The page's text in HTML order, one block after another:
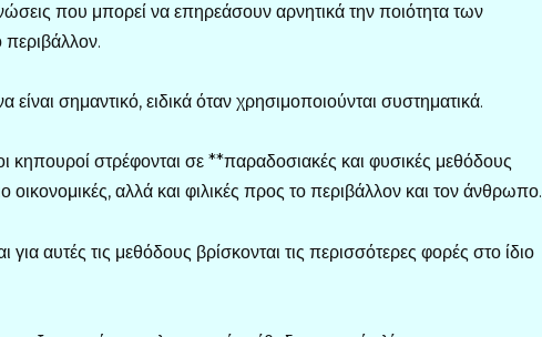
που μπορεί να επηρεάσουν αρνητικά την ποιότητα των
περιβάλλον.
σημαντικό, ειδικά όταν χρησιμοποιούνται συστηματικά.
κηπουροί στρέφονται σε **παραδοσιακές και φυσικές μεθόδους
οικονομικές, αλλά και φιλικές προς το περιβάλλον και τον άνθρωπο.
για αυτές τις μεθόδους βρίσκονται τις περισσότερες φορές στο ίδιο